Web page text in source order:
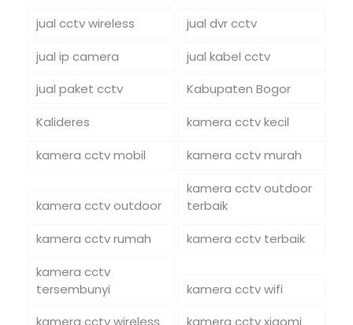
jual cctv wireless
jual dvr cctv
jual ip camera
jual kabel cctv
jual paket cctv
Kabupaten Bogor
Kalideres
kamera cctv kecil
kamera cctv mobil
kamera cctv murah
kamera cctv outdoor
kamera cctv outdoor
terbaik
kamera cctv rumah
kamera cctv terbaik
kamera cctv
tersembunyi
kamera cctv wifi